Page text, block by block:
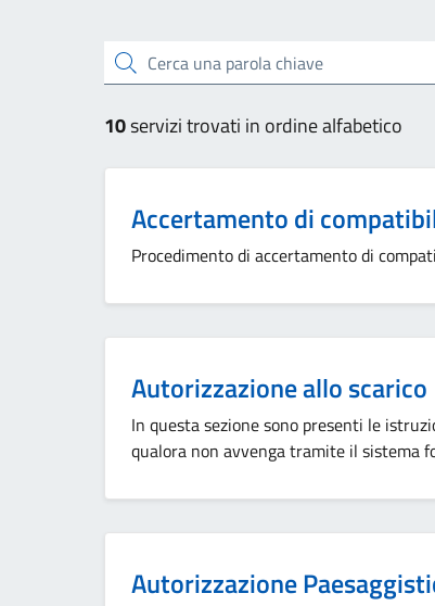
Cerca una parola chiave
10servizi trovati in ordine alfabetico
Accertamento di
Procedimento di accertamento di
Autorizzazione allo scarico
In questa sezione sono presenti le
qualora non avvenga tramite il sistema
Autorizzazione